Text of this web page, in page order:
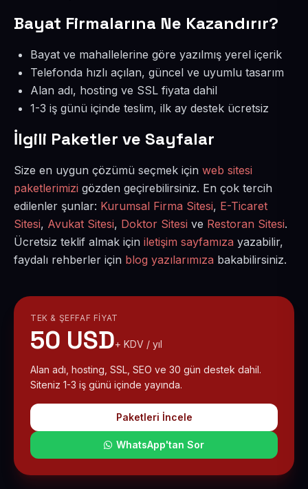
Bayat Firmalarına Ne Kazandırır?
Bayat ve mahallelerine göre yazılmış yerel içerik
Telefonda hızlı açılan, güncel ve uyumlu tasarım
Alan adı, hosting ve SSL fiyata dahil
1-3 iş günü içinde teslim, ilk ay destek ücretsiz
İlgili Paketler ve Sayfalar
Size en uygun çözümü seçmek için web sitesi
paketlerimizi gözden geçirebilirsiniz. En çok tercih
edilenler şunlar: Kurumsal Firma Sitesi, E-Ticaret
Sitesi, Avukat Sitesi, Doktor Sitesi ve Restoran Sitesi.
Ücretsiz teklif almak için iletişim sayfamıza yazabilir,
faydalı rehberler için blog yazılarımıza bakabilirsiniz.
TEK & ŞEFFAF FIYAT
50 USD+ KDV / yıl
Alan adı, hosting, SSL, SEO ve 30 gün destek dahil.
Siteniz 1-3 iş günü içinde yayında.
Paketleri İncele
WhatsApp'tan Sor